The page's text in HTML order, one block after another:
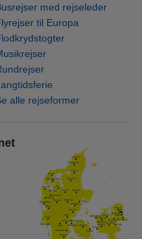
med rejseleder
til Europa
alle rejseformer